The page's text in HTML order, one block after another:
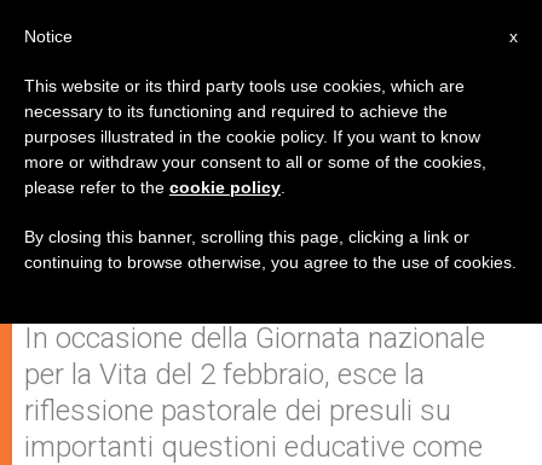
Vita, famiglia, libertà di
educazione, "genere": la nota dei
Vescovi del Triveneto
In occasione della Giornata nazionale
per la Vita del 2 febbraio, esce la
riflessione pastorale dei presuli su
importanti questioni educative come
x
Notice
This website or its third party tools use cookies, which are
necessary to its functioning and required to achieve the
purposes illustrated in the cookie policy. If you want to know
more or withdraw your consent to all or some of the cookies,
please refer to the cookie policy
By closing this banner, scrolling this page, clicking a link or
continuing to browse otherwise, you agree to the use of cookies.